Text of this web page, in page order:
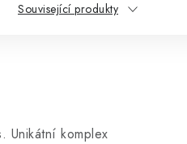
Související produkty
Unikátní komplex